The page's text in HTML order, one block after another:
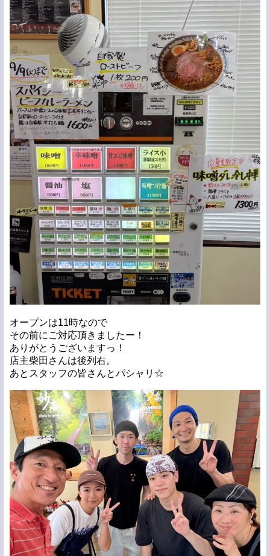
オープンは11時なので
その前にご対応頂きましたー！
ありがとうございますっ！
店主柴田さんは後列右。
あとスタッフの皆さんとパシャリ☆